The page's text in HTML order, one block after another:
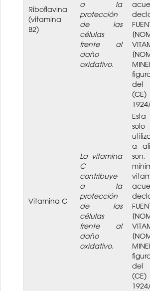
Riboflavina
(vitamina
B2)
a la
protección
de las
células
frente al
daño
oxidativo.
del
Vitamina C
La vitamina
C
contribuye
a la
protección
de las
células
frente al
daño
oxidativo.
a
del